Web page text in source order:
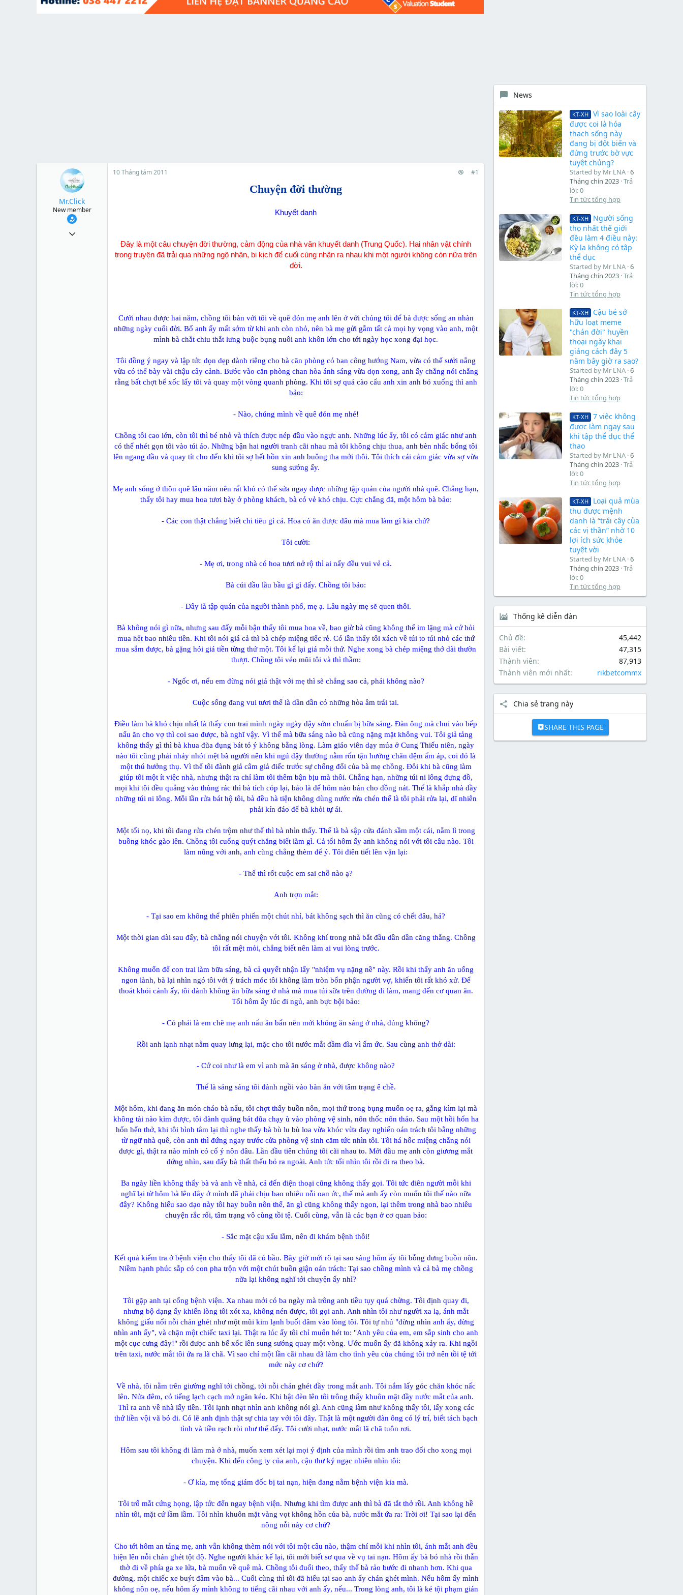
t
Mr.Click
New member
10 Tháng tám 2011 #1
Chuyện đời thường
Khuyết danh
Ðây là một câu chuyện đời thường, cảm động của nhà văn khuyết danh (Trung Quốc). Hai nhân vật chính
trong truyện đã trải qua những ngộ nhận, bi kịch để cuối cùng nhận ra nhau khi một người không còn nữa trên
đời.
Cưới nhau được hai năm, chồng tôi bàn với tôi về quê đón mẹ anh lên ở với chúng tôi để bà được sống an nhàn
những ngày cuối đời. Bố anh ấy mất sớm từ khi anh còn nhỏ, nên bà mẹ gửi gắm tất cả mọi hy vọng vào anh, một
mình bà chắt chiu thắt lưng buộc bụng nuôi anh khôn lớn cho tới ngày học xong đại học.
Tôi đồng ý ngay và lập tức dọn dẹp dành riêng cho bà căn phòng có ban công hướng Nam, vừa có thể sưởi nắng
vừa có thể bày vài chậu cây cảnh. Bước vào căn phòng chan hòa ánh sáng vừa dọn xong, anh ấy chẳng nói chẳng
rằng bất chợt bế xốc lấy tôi và quay một vòng quanh phòng. Khi tôi sợ quá cào cấu anh xin anh bỏ xuống thì anh
bảo:
- Nào, chúng mình về quê đón mẹ nhé!
Chồng tôi cao lớn, còn tôi thì bé nhỏ và thích được nép đầu vào ngực anh. Những lúc ấy, tôi có cảm giác như anh
có thể nhét gọn tôi vào túi áo. Những bận hai người tranh cãi nhau mà tôi không chịu thua, anh bèn nhấc bổng tôi
lên ngang đầu và quay tít cho đến khi tôi sợ hết hồn xin anh buông tha mới thôi. Tôi thích cái cảm giác vừa sợ vừa
sung sướng ấy.
Mẹ anh sống ở thôn quê lâu năm nên rất khó có thể sửa ngay được những tập quán của người nhà quê. Chẳng hạn,
thấy tôi hay mua hoa tươi bày ở phòng khách, bà có vẻ khó chịu. Cực chẳng đã, một hôm bà bảo:
- Các con thật chẳng biết chi tiêu gì cả. Hoa có ăn được đâu mà mua làm gì kia chứ?
Tôi cười:
- Mẹ ơi, trong nhà có hoa tươi nở rộ thì ai nấy đều vui vẻ cả.
Bà cúi đầu lầu bầu gì gì đấy. Chồng tôi bảo:
- Ðây là tập quán của người thành phố, mẹ ạ. Lâu ngày mẹ sẽ quen thôi.
Bà không nói gì nữa, nhưng sau đấy mỗi bận thấy tôi mua hoa về, bao giờ bà cũng không thể im lặng mà cứ hỏi
mua hết bao nhiêu tiền. Khi tôi nói giá cả thì bà chép miệng tiếc rẻ. Có lần thấy tôi xách về túi to túi nhỏ các thứ
mua sắm được, bà gặng hỏi giá tiền từng thứ một. Tôi kể lại giá mỗi thứ. Nghe xong bà chép miệng thở dài thườn
thượt. Chồng tôi véo mũi tôi và thì thầm:
- Ngốc ơi, nếu em đừng nói giá thật với mẹ thì sẽ chẳng sao cả, phải không nào?
Cuộc sống đang vui tươi thế là dần dần có những hòa âm trái tai.
Ðiều làm bà khó chịu nhất là thấy con trai mình ngày ngày dậy sớm chuẩn bị bữa sáng. Ðàn ông mà chui vào bếp
nấu ăn cho vợ thì coi sao được, bà nghĩ vậy. Vì thế mà bữa sáng nào bà cũng nặng mặt không vui. Tôi giả tảng
không thấy gì thì bà khua đũa đụng bát tỏ ý không bằng lòng. Làm giáo viên dạy múa ở Cung Thiếu niên, ngày
nào tôi cũng phải nhảy nhót mệt bã người nên khi ngủ dậy thường nằm rốn tận hưởng chăn đệm ấm áp, coi đó là
một thú hưởng thụ. Vì thế tôi đành giả câm giả điếc trước sự chống đối của bà mẹ chồng. Ðôi khi bà cũng làm
giúp tôi một ít việc nhà, nhưng thật ra chỉ làm tôi thêm bận bịu mà thôi. Chẳng hạn, những túi ni lông đựng đồ,
mọi khi tôi đều quẳng vào thùng rác thì bà tích cóp lại, bảo là để hôm nào bán cho đồng nát. Thế là khắp nhà đầy
những túi ni lông. Mỗi lần rửa bát hộ tôi, bà đều hà tiện không dùng nước rửa chén thế là tôi phải rửa lại, dĩ nhiên
phải kín đáo để bà khỏi tự ái.
Một tối nọ, khi tôi đang rửa chén trộm như thế thì bà nhìn thấy. Thế là bà sập cửa đánh sầm một cái, nằm lì trong
buồng khóc gào lên. Chồng tôi cuống quýt chẳng biết làm gì. Cả tối hôm ấy anh không nói với tôi câu nào. Tôi
làm nũng với anh, anh cũng chẳng thèm để ý. Tôi điên tiết lên vặn lại:
- Thế thì rốt cuộc em sai chỗ nào ạ?
Anh trợn mắt:
- Tại sao em không thể phiên phiến một chút nhỉ, bát không sạch thì ăn cũng có chết đâu, hả?
Một thời gian dài sau đấy, bà chẳng nói chuyện với tôi. Không khí trong nhà bắt đầu dần dần căng thẳng. Chồng
tôi rất mệt mỏi, chẳng biết nên làm ai vui lòng trước.
Không muốn để con trai làm bữa sáng, bà cả quyết nhận lấy "nhiệm vụ nặng nề" này. Rồi khi thấy anh ăn uống
ngon lành, bà lại nhìn ngó tôi với ý trách móc tôi không làm tròn bổn phận người vợ, khiến tôi rất khó xử. Ðể
thoát khỏi cảnh ấy, tôi đành không ăn bữa sáng ở nhà mà mua túi sữa trên đường đi làm, mang đến cơ quan ăn.
Tối hôm ấy lúc đi ngủ, anh bực bội bảo:
- Có phải là em chê mẹ anh nấu ăn bẩn nên mới không ăn sáng ở nhà, đúng không?
Rồi anh lạnh nhạt nằm quay lưng lại, mặc cho tôi nước mắt đầm đìa vì ấm ức. Sau cùng anh thở dài:
- Cứ coi như là em vì anh mà ăn sáng ở nhà, được không nào?
Thế là sáng sáng tôi đành ngồi vào bàn ăn với tâm trạng ê chề.
Một hôm, khi đang ăn món cháo bà nấu, tôi chợt thấy buồn nôn, mọi thứ trong bụng muốn oẹ ra, gắng kìm lại mà
không tài nào kìm được, tôi đành quăng bát đũa chạy ù vào phòng vệ sinh, nôn thốc nôn tháo. Sau một hồi hổn ha
hổn hển thở, khi tôi bình tâm lại thì nghe thấy bà bù lu bù loa vừa khóc vừa đay nghiến oán trách tôi bằng những
từ ngữ nhà quê, còn anh thì đứng ngay trước cửa phòng vệ sinh căm tức nhìn tôi. Tôi há hốc miệng chẳng nói
được gì, thật ra nào mình có cố ý nôn đâu. Lần đầu tiên chúng tôi cãi nhau to. Mới đầu mẹ anh còn giương mắt
đứng nhìn, sau đấy bà thất thểu bỏ ra ngoài. Anh tức tối nhìn tôi rồi đi ra theo bà.
Ba ngày liền không thấy bà và anh về nhà, cả đến điện thoại cũng không thấy gọi. Tôi tức điên người mỗi khi
nghĩ lại từ hôm bà lên đây ở mình đã phải chịu bao nhiêu nỗi oan ức, thế mà anh ấy còn muốn tôi thế nào nữa
đây? Không hiểu sao dạo này tôi hay buồn nôn thế, ăn gì cũng không thấy ngon, lại thêm trong nhà bao nhiêu
chuyện rắc rối, tâm trạng vô cùng tồi tệ. Cuối cùng, vẫn là các bạn ở cơ quan bảo:
- Sắc mặt cậu xấu lắm, nên đi khám bệnh thôi!
Kết quả kiểm tra ở bệnh viện cho thấy tôi đã có bầu. Bây giờ mới rõ tại sao sáng hôm ấy tôi bỗng dưng buồn nôn.
Niềm hạnh phúc sắp có con pha trộn với một chút buồn giận oán trách: Tại sao chồng mình và cả bà mẹ chồng
nữa lại không nghĩ tới chuyện ấy nhỉ?
Tôi gặp anh tại cổng bệnh viện. Xa nhau mới có ba ngày mà trông anh tiều tụy quá chừng. Tôi định quay đi,
nhưng bộ dạng ấy khiến lòng tôi xót xa, không nén được, tôi gọi anh. Anh nhìn tôi như người xa lạ, ánh mắt
không giấu nổi nỗi chán ghét như một mũi kim lạnh buốt đâm vào lòng tôi. Tôi tự nhủ "đừng nhìn anh ấy, đừng
nhìn anh ấy", và chặn một chiếc taxi lại. Thật ra lúc ấy tôi chỉ muốn hét to: "Anh yêu của em, em sắp sinh cho anh
một cục cưng đây!" rồi được anh bế xốc lên sung sướng quay một vòng. Ước muốn ấy đã không xảy ra. Khi ngồi
trên taxi, nước mắt tôi ứa ra lã chã. Vì sao chỉ một lần cãi nhau đã làm cho tình yêu của chúng tôi trở nên tồi tệ tới
mức này cơ chứ?
Về nhà, tôi nằm trên giường nghĩ tới chồng, tới nỗi chán ghét đầy trong mắt anh. Tôi nắm lấy góc chăn khóc nấc
lên. Nửa đêm, có tiếng lạch cạch mở ngăn kéo. Khi bật đèn lên tôi trông thấy khuôn mặt đầy nước mắt của anh.
Thì ra anh về nhà lấy tiền. Tôi lạnh nhạt nhìn anh không nói gì. Anh cũng làm như không thấy tôi, lấy xong các
thứ liền vội vã bỏ đi. Có lẽ anh định thật sự chia tay với tôi đây. Thật là một người đàn ông có lý trí, biết tách bạch
tình và tiền rạch ròi như thế đấy. Tôi cười nhạt, nước mắt lã chã tuôn rơi.
Hôm sau tôi không đi làm mà ở nhà, muốn xem xét lại mọi ý định của mình rồi tìm anh trao đổi cho xong mọi
chuyện. Khi đến công ty của anh, cậu thư ký ngạc nhiên nhìn tôi:
- Ơ kìa, mẹ tổng giám đốc bị tai nạn, hiện đang nằm bệnh viện kia mà.
Tôi trố mắt cứng họng, lập tức đến ngay bệnh viện. Nhưng khi tìm được anh thì bà đã tắt thở rồi. Anh không hề
nhìn tôi, mặt cứ lầm lầm. Tôi nhìn khuôn mặt vàng vọt không hồn của bà, nước mắt ứa ra: Trời ơi! Tại sao lại đến
nông nỗi này cơ chứ?
Cho tới hôm an táng mẹ, anh vẫn không thèm nói với tôi một câu nào, thậm chí mỗi khi nhìn tôi, ánh mắt anh đều
hiện lên nỗi chán ghét tột độ. Nghe người khác kể lại, tôi mới biết sơ qua về vụ tai nạn. Hôm ấy bà bỏ nhà rồi thẫn
thờ đi về phía ga xe lửa, bà muốn về quê mà. Chồng tôi đuổi theo, thấy thế bà rảo bước đi nhanh hơn. Khi qua
đường, một chiếc xe buýt đâm vào bà... Cuối cùng thì tôi đã hiểu tại sao anh ấy chán ghét mình. Nếu hôm ấy mình
không nôn oẹ, nếu hôm ấy mình không to tiếng cãi nhau với anh ấy, nếu... Trong lòng anh, tôi là kẻ tội phạm gián
News
KT-XH
Vì sao loài cây
được coi là hóa
thạch sống này
đang bị đột biến và
đứng trước bờ vực
tuyệt chủng?
Started by Mr LNA 6
Tháng chín 2023 Trả
lời: 0
Tin tức tổng hợp
KT-XH
Người sống
thọ nhất thế giới
đều làm 4 điều này:
Kỳ lạ không có tập
thể dục
Started by Mr LNA 6
Tháng chín 2023 Trả
lời: 0
Tin tức tổng hợp
KT-XH
Cậu bé sở
hữu loạt meme
"chán đời" huyền
thoại ngày khai
giảng cách đây 5
năm bây giờ ra sao?
Started by Mr LNA 6
Tháng chín 2023 Trả
lời: 0
Tin tức tổng hợp
KT-XH
7 việc không
được làm ngay sau
khi tập thể dục thể
thao
Started by Mr LNA 6
Tháng chín 2023 Trả
lời: 0
Tin tức tổng hợp
KT-XH
Loại quả mùa
thu được mệnh
danh là “trái cây của
các vị thần” nhờ 10
lợi ích sức khỏe
tuyệt vời
Started by Mr LNA 6
Tháng chín 2023 Trả
lời: 0
Tin tức tổng hợp
Thống kê diễn đàn
Chủ đề
45,442
Bài viết
47,315
Thành viên
87,913
Thành viên mới nhất
rikbetcommx
Chia sẻ trang này
SHARE THIS PAGE